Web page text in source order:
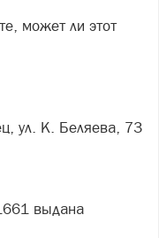
может ли этот
ул. К. Беляева, 73
выдана